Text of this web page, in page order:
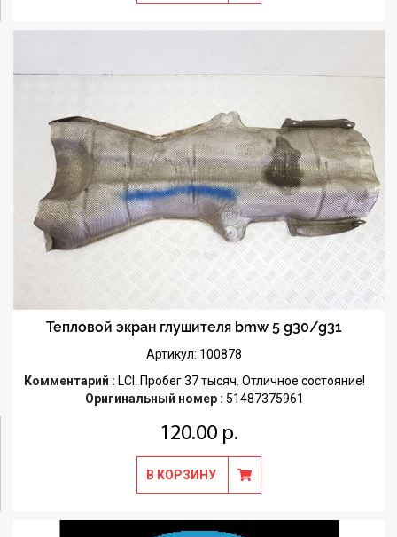
Тепловой экран глушителя bmw 5 g30/g31
Артикул: 100878
Комментарий : LCI. Пробег 37 тысяч. Отличное состояние!
Оригинальный номер : 51487375961
120.00 р.
В КОРЗИНУ